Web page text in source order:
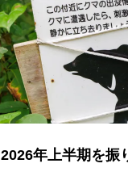
2026年上半期を振